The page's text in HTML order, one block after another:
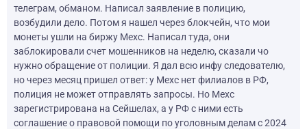
телеграм, обманом. Написал заявление в полицию,
возбудили дело. Потом я нашел через блокчейн, что мои
монеты ушли на биржу Mexc. Написал туда, они
заблокировали счет мошенников на неделю, сказали чо
нужно обращение от полиции. Я дал всю инфу следователю,
но через месяц пришел ответ: у Mexc нет филиалов в РФ,
полиция не может отправлять запросы. Но Mexc
зарегистрирована на Сейшелах, а у РФ с ними есть
соглашение о правовой помощи по уголовным делам с 2024